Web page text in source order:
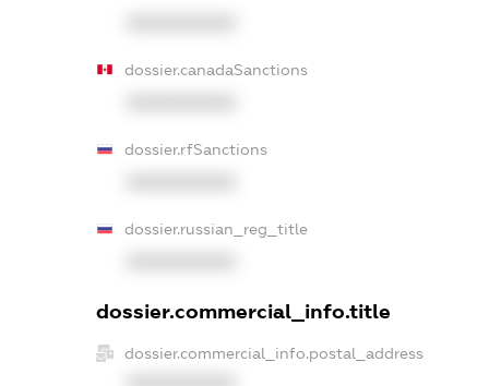
dossier.canadaSanctions
dossier.rfSanctions
dossier.russian_reg_title
dossier.commercial_info.title
dossier.commercial_info.postal_address